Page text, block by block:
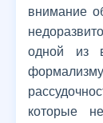
внимание
одной из
которые